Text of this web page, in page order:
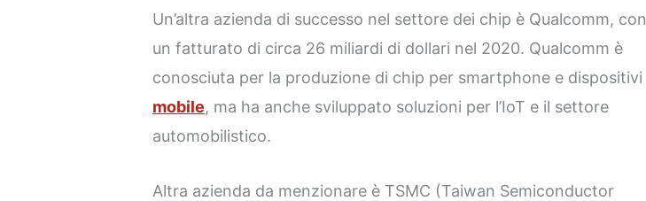
Un’altra azienda di successo nel settore dei chip è Qualcomm, con
un fatturato di circa 26 miliardi di dollari nel 2020. Qualcomm è
conosciuta per la produzione di chip per smartphone e dispositivi
mobile, ma ha anche sviluppato soluzioni per l’IoT e il settore
automobilistico.
Altra azienda da menzionare è TSMC (Taiwan Semiconductor